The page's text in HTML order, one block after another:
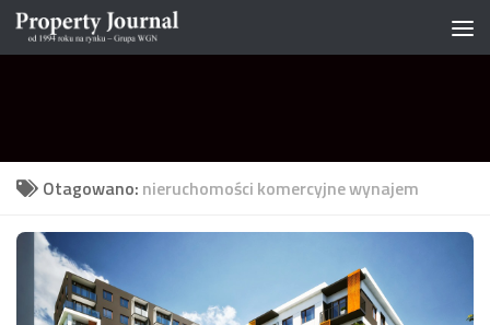
Skip to content
Otagowano: nieruchomości komercyjne wynajem